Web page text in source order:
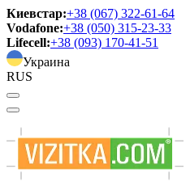
Киевстар:+38 (067) 322-61-64
Vodafone:+38 (050) 315-23-33
Lifecell:+38 (093) 170-41-51
Украина
RUS